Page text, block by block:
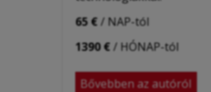
65 €/ NAP-tól
1390 €/ HÓNAP-tól
Bővebben az autóról